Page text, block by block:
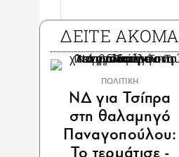
ΔΕΙΤΕ ΑΚΟΜΑ
ΠΟΛΙΤΙΚΗ
ΝΔ για Τσίπρα
στη θαλαμηγό
Παναγοπούλου:
Το τερμάτισε -